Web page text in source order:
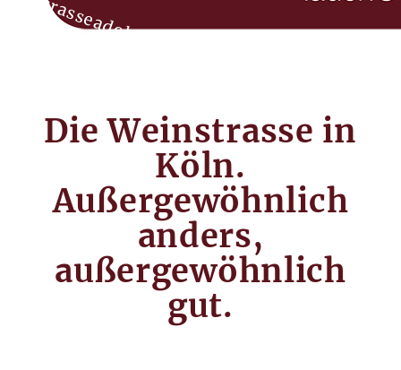
Die Weinstrasse in
Köln.
Außergewöhnlich
anders,
außergewöhnlich
gut.